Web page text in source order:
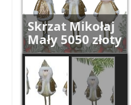
Skrzat Mikołaj
Mały 5050 złoty